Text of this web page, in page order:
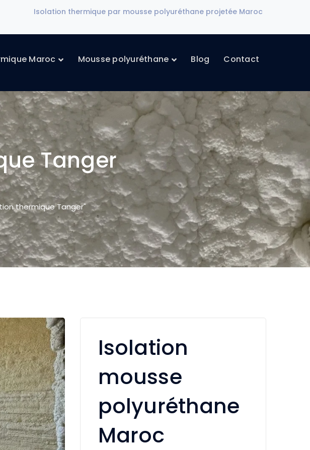
Isolation thermique par mousse polyuréthane projetée Maroc
Maroc Mousse polyuréthane Blog Contact
Tanger
thermique Tanger"
Isolation
mousse
polyuréthane
Maroc